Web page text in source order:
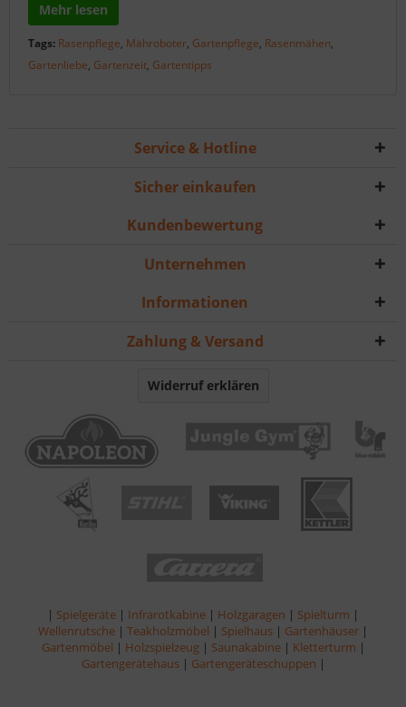
Mehr lesen
Tags: Rasenpflege, Mähroboter, Gartenpflege, Rasenmähen,
Gartenliebe, Gartenzeit, Gartentipps
Service & Hotline
Sicher einkaufen
Kundenbewertung
Unternehmen
Informationen
Zahlung & Versand
Widerruf erklären
| Spielgeräte | Infrarotkabine | Holzgaragen | Spielturm |
Wellenrutsche | Teakholzmöbel | Spielhaus | Gartenhäuser |
Gartenmöbel | Holzspielzeug | Saunakabine | Kletterturm |
Gartengerätehaus | Gartengeräteschuppen |